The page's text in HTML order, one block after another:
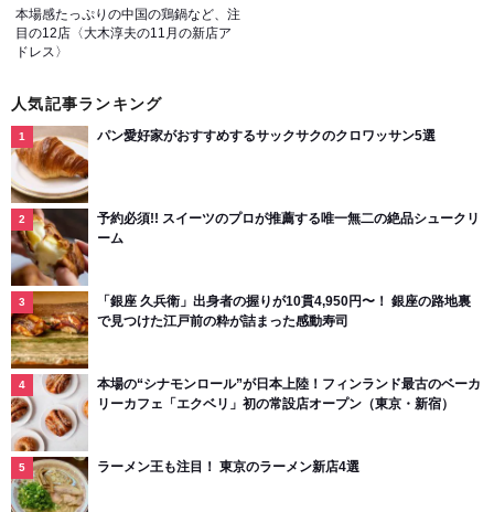
本場感たっぷりの中国の鶏鍋など、注
目の12店〈大木淳夫の11月の新店ア
ドレス〉
人気記事ランキング
パン愛好家がおすすめするサックサクのクロワッサン5選
予約必須!! スイーツのプロが推薦する唯一無二の絶品シュークリ
ーム
「銀座 久兵衛」出身者の握りが10貫4,950円〜！ 銀座の路地裏
で見つけた江戸前の粋が詰まった感動寿司
本場の“シナモンロール”が日本上陸！フィンランド最古のベーカ
リーカフェ「エクベリ」初の常設店オープン（東京・新宿）
ラーメン王も注目！ 東京のラーメン新店4選